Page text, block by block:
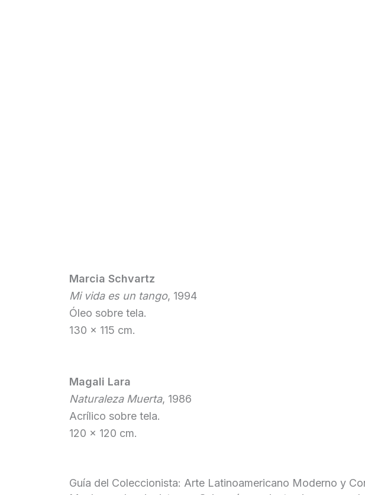
Marcia Schvartz
Mi vida es un tango, 1994
Óleo sobre tela.
130 x 115 cm.
Magali Lara
Naturaleza Muerta, 1986
Acrílico sobre tela.
120 x 120 cm.
Guía del Coleccionista: Arte Latinoamericano Moderno y